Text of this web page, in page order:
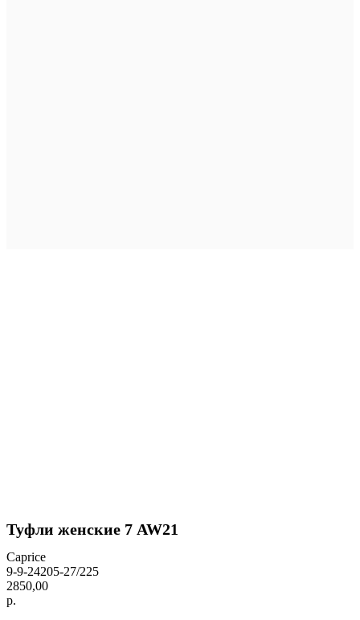
Туфли женские 7 AW21
Caprice
9-9-24205-27/225
2850,00
р.